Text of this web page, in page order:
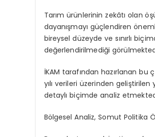
Tarım ürünlerinin zekâtı olan
dayanışmayı güçlendiren
bireysel düzeyde ve sınırlı
değerlendirilmediği
İKAM tarafından hazırlanan bu
yılı verileri üzerinden
detaylı biçimde analiz
Bölgesel Analiz, Somut Politika